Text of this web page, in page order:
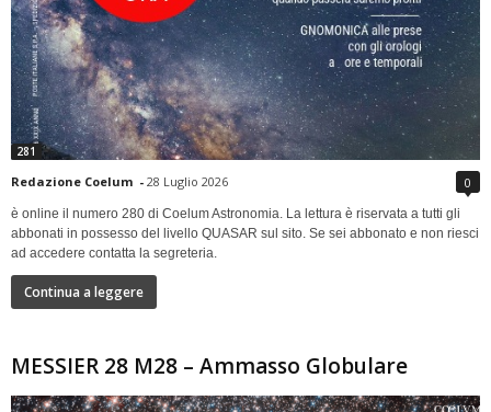
281
Redazione Coelum - 28 Luglio 2026 0
è online il numero 280 di Coelum Astronomia. La lettura è riservata a tutti gli
abbonati in possesso del livello QUASAR sul sito. Se sei abbonato e non riesci
ad accedere contatta la segreteria.
Continua a leggere
MESSIER 28 M28 – Ammasso Globulare